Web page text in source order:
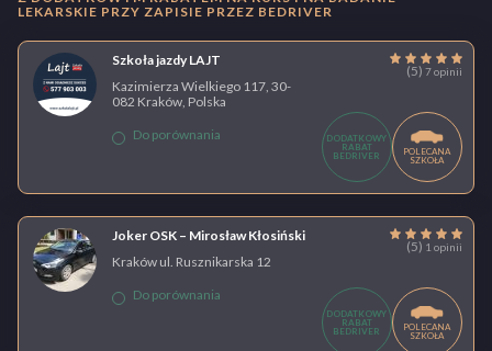
LEKARSKIE PRZY ZAPISIE PRZEZ BEDRIVER
Szkoła jazdy LAJT
(5) 7 opinii
Kazimierza Wielkiego 117, 30-
082 Kraków, Polska
Do porównania
DODATKOWY
RABAT
BEDRIVER
POLECANA
SZKOŁA
Joker OSK – Mirosław Kłosiński
(5) 1 opinii
Kraków ul. Rusznikarska 12
Do porównania
DODATKOWY
RABAT
BEDRIVER
POLECANA
SZKOŁA